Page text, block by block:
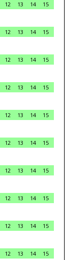
12 13 14
15
12 13 14
15
12 13 14
15
12 13 14
15
12 13 14
15
12 13 14
15
12 13 14
15
12 13 14
15
12 13 14
15
12 13 14 15